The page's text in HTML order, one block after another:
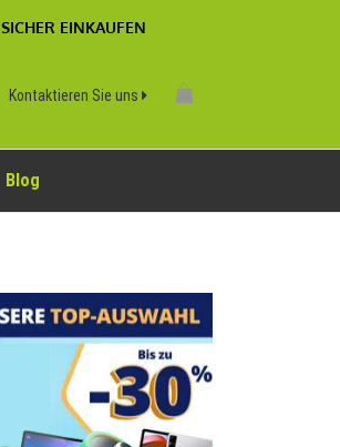
SICHER EINKAUFEN
Kontaktieren Sie uns
Blog